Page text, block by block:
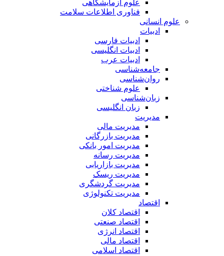
علوم آزمایشگاهی
فناوری اطلاعات سلامت
علوم انسانی
ادبیات
ادبیات فارسی
ادبیات انگلیسی
ادبیات عرب
جامعه‌شناسی
روان‌شناسی
علوم شناختی
زبان‌شناسی
زبان انگلیسی
مدیریت
مدیریت مالی
مدیریت بازرگانی
مدیریت امور بانکی
مدیریت رسانه
مدیریت بازاریابی
مدیریت ریسک
مدیریت گردشگری
مدیریت تکنولوژی
اقتصاد
اقتصاد کلان
اقتصاد صنعتی
اقتصاد انرژی
اقتصاد مالی
اقتصاد اسلامی